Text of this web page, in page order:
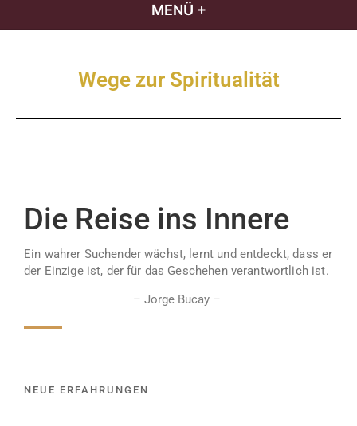
MENÜ +
Wege zur Spiritualität
Die Reise ins Innere
Ein wahrer Suchender wächst, lernt und entdeckt, dass er
der Einzige ist, der für das Geschehen verantwortlich ist.
– Jorge Bucay​ –
NEUE ERFAHRUNGEN